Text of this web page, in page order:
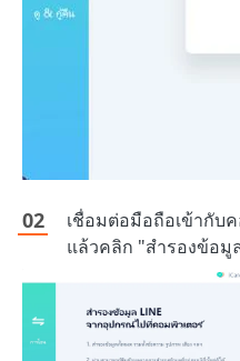
เชื่อมต่อมือถือเข้ากับ
แล้วคลิก "สำรองข้อ